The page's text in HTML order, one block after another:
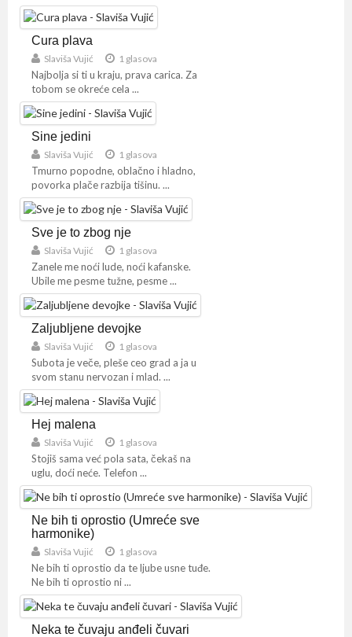
Cura plava
Slaviša Vujić 1 glasova
Najbolja si ti u kraju, prava carica. Za
tobom se okreće cela ...
Sine jedini
Slaviša Vujić 1 glasova
Tmurno popodne, oblačno i hladno,
povorka plače razbija tišinu. ...
Sve je to zbog nje
Slaviša Vujić 1 glasova
Zanele me noći lude, noći kafanske.
Ubile me pesme tužne, pesme ...
Zaljubljene devojke
Slaviša Vujić 1 glasova
Subota je veče, pleše ceo grad a ja u
svom stanu nervozan i mlad. ...
Hej malena
Slaviša Vujić 1 glasova
Stojiš sama već pola sata, čekaš na
uglu, doći neće. Telefon ...
Ne bih ti oprostio (Umreće sve
harmonike)
Slaviša Vujić 1 glasova
Ne bih ti oprostio da te ljube usne tuđe.
Ne bih ti oprostio ni ...
Neka te čuvaju anđeli čuvari